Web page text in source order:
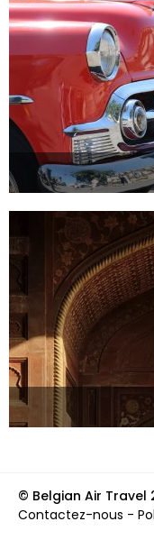
© Belgian Air Travel
Contactez-nous